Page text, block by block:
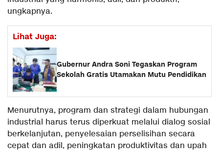
ungkapnya.
Lihat Juga:
Gubernur Andra Soni Tegaskan Program
Sekolah Gratis Utamakan Mutu Pendidikan
Menurutnya, program dan strategi dalam hubungan
industrial harus terus diperkuat melalui dialog sosial
berkelanjutan, penyelesaian perselisihan secara
cepat dan adil, peningkatan produktivitas dan upah